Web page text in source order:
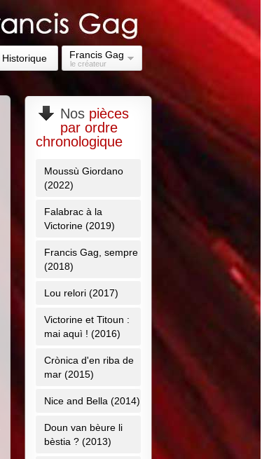
Historique Francis Gag
le créateur
Nospièces
par ordre
chronologique
Moussù Giordano
(2022)
Falabrac à la
Victorine (2019)
Francis Gag, sempre
(2018)
Lou relori (2017)
Victorine et Titoun :
mai aquì ! (2016)
Crònica d'en riba de
mar (2015)
Nice and Bella (2014)
Doun van bèure li
bèstia ? (2013)